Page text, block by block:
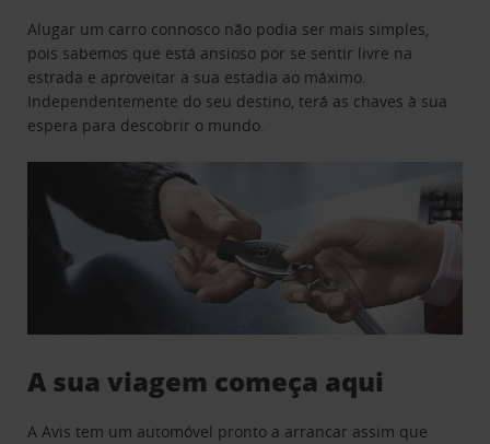
Alugar um carro connosco não podia ser mais simples,
pois sabemos que está ansioso por se sentir livre na
estrada e aproveitar a sua estadia ao máximo.
Independentemente do seu destino, terá as chaves à sua
espera para descobrir o mundo.
A sua viagem começa aqui
A Avis tem um automóvel pronto a arrancar assim que